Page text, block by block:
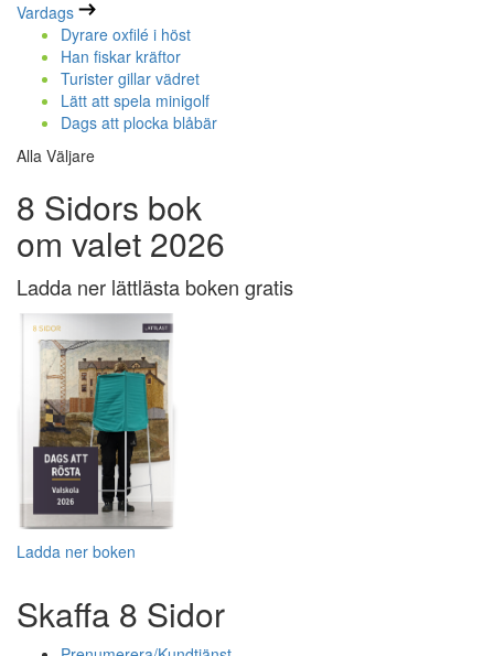
Vardags
Dyrare oxfilé i höst
Han fiskar kräftor
Turister gillar vädret
Lätt att spela minigolf
Dags att plocka blåbär
Alla Väljare
8 Sidors bok
om valet 2026
Ladda ner lättlästa boken gratis
Ladda ner boken
Skaffa 8 Sidor